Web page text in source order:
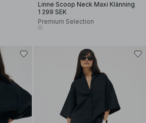
Linne Scoop Neck Maxi Klänning
1 299 SEK
Premium Selection